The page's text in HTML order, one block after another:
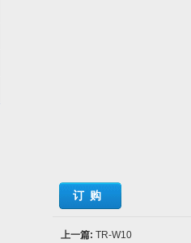
订购
上一篇:TR-W10